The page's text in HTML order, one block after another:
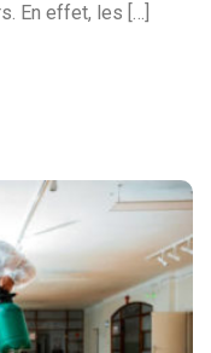
En effet, les […]